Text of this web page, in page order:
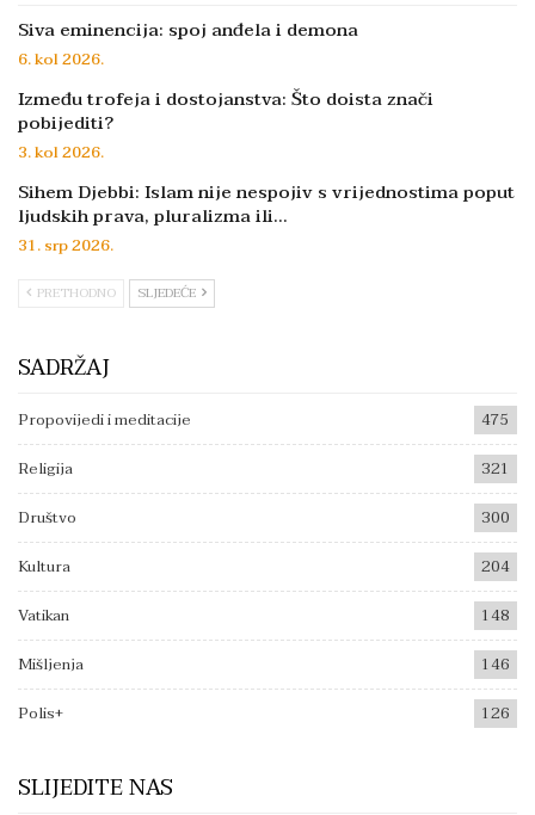
Siva eminencija: spoj anđela i demona
6. kol 2026.
Između trofeja i dostojanstva: Što doista znači
pobijediti?
3. kol 2026.
Sihem Djebbi: Islam nije nespojiv s vrijednostima poput
ljudskih prava, pluralizma ili…
31. srp 2026.
PRETHODNO SLJEDEĆE
SADRŽAJ
Propovijedi i meditacije
475
Religija
321
Društvo
300
Kultura
204
Vatikan
148
Mišljenja
146
Polis+
126
SLIJEDITE NAS